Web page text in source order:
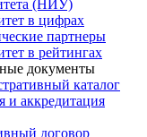
(НИУ)
в цифрах
партнеры
в рейтингах
документы
каталог
и аккредитация
договор